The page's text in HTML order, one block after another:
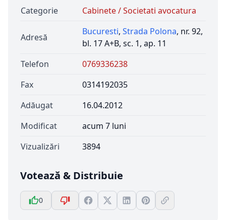
Categorie Cabinete / Societati avocatura
Adresă
Bucuresti, Strada Polona, nr. 92,
bl. 17 A+B, sc. 1, ap. 11
Telefon
0769336238
Fax
0314192035
Adăugat
16.04.2012
Modificat
acum 7 luni
Vizualizări
3894
Votează & Distribuie
0